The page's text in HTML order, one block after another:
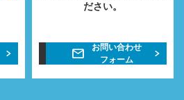
ださい。
mail
お問い合わせ
フォーム